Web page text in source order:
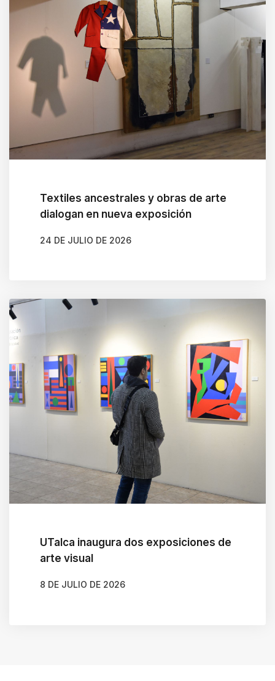
Textiles ancestrales y obras de arte
dialogan en nueva exposición
24 DE JULIO DE 2026
UTalca inaugura dos exposiciones de
arte visual
8 DE JULIO DE 2026